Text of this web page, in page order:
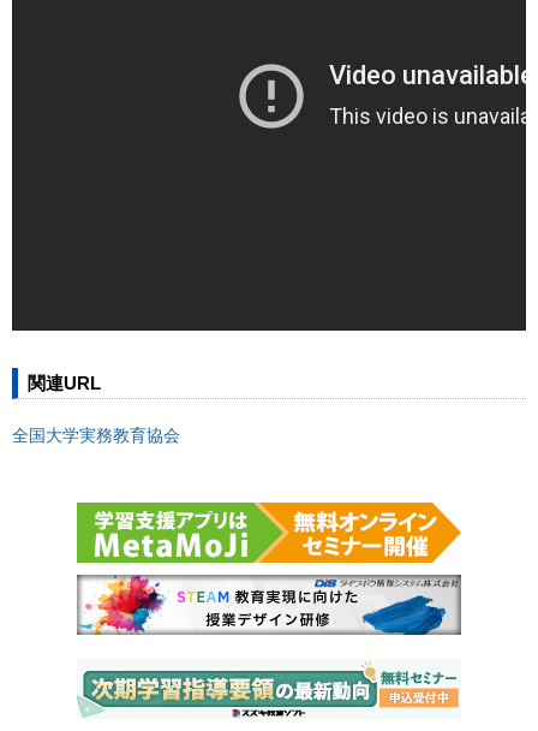
関連URL
全国大学実務教育協会